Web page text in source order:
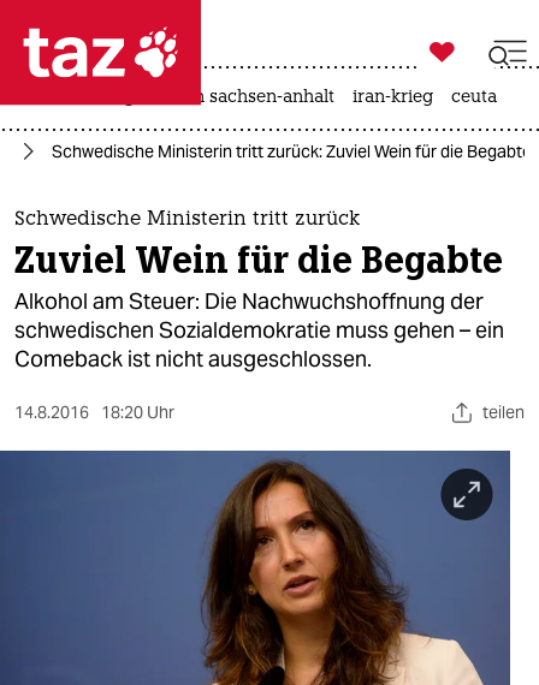
 taz zahl ich
taz zahl ich
themen
politik
öko

taz zahl ich
landtagswahl in sachsen-anhalt iran-krieg ceuta
Schwedische Ministerin tritt zurück: Zuviel Wein für die Begabte
Schwedische Ministerin tritt zurück
Zuviel Wein für die Begabte
Alkohol am Steuer: Die Nachwuchshoffnung der
schwedischen Sozialdemokratie muss gehen – ein
Comeback ist nicht ausgeschlossen.
14.8.2016 18:20 Uhr teilen